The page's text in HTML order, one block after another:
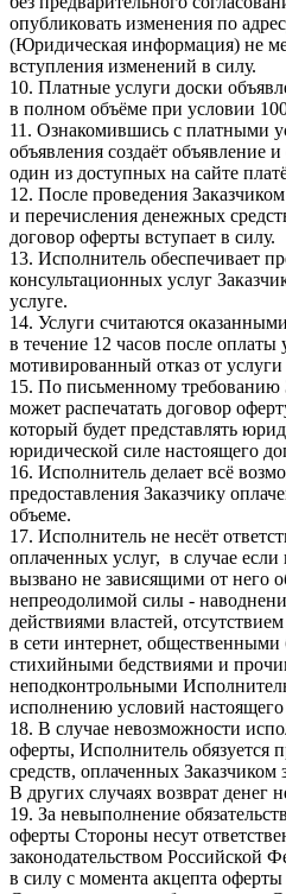
опубликовать изменения по
(Юридическая информация) не
вступления изменений в силу.
10. Платные услуги доски
в полном объёме при условии
11. Ознакомившись с платными
объявления создаёт объявление
один из доступных на сайте
12. После проведения
и перечисления денежных
договор оферты вступает в силу.
13. Исполнитель обеспечивает
консультационных услуг
услуге.
14. Услуги считаются
в течение 12 часов после оплаты
мотивированный отказ от
15. По письменному требованию
может распечатать договор
который будет представлять
юридической силе настоящего
16. Исполнитель делает всё
предоставления Заказчику
объеме.
17. Исполнитель не несёт
оплаченных услуг, в случае
вызвано не зависящими от него
непреодолимой силы -
действиями властей,
в сети интернет,
стихийными бедствиями и
неподконтрольными
исполнению условий
18. В случае невозможности
оферты, Исполнитель обязуется
средств, оплаченных Заказчиком
В других случаях возврат денег
19. За невыполнение
оферты Стороны несут
законодательством Российской
в силу с момента акцепта